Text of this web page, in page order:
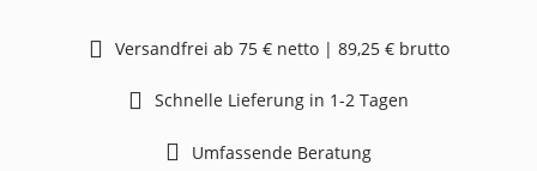
Versandfrei ab 75 € netto | 89,25 € brutto
Schnelle Lieferung in 1-2 Tagen
Umfassende Beratung